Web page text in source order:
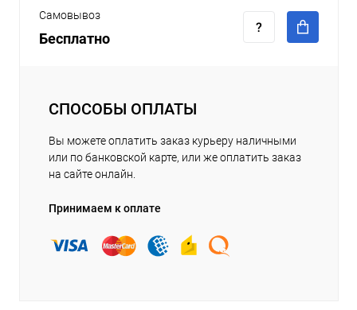
Самовывоз
Бесплатно
СПОСОБЫ ОПЛАТЫ
Вы можете оплатить заказ курьеру наличными
или по банковской карте, или же оплатить заказ
на сайте онлайн.
Принимаем к оплате